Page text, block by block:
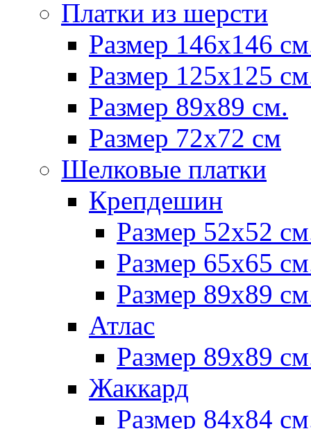
Платки из шерсти
Размер 146х146
Размер 125х125
Размер 89х89 см.
Размер 72x72 см
Шелковые платки
Крепдешин
Размер 52х52
Размер 65х65
Размер 89х89
Атлас
Размер 89х89
Жаккард
Размер 84х84